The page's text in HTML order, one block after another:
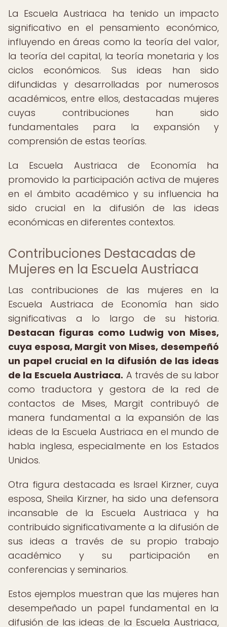
La Escuela Austriaca ha tenido un impacto
significativo en el pensamiento económico,
influyendo en áreas como la teoría del valor,
la teoría del capital, la teoría monetaria y los
ciclos económicos. Sus ideas han sido
difundidas y desarrolladas por numerosos
académicos, entre ellos, destacadas mujeres
cuyas contribuciones han sido
fundamentales para la expansión y
comprensión de estas teorías.
La Escuela Austriaca de Economía ha
promovido la participación activa de mujeres
en el ámbito académico y su influencia ha
sido crucial en la difusión de las ideas
económicas en diferentes contextos.
Contribuciones Destacadas de
Mujeres en la Escuela Austriaca
Las contribuciones de las mujeres en la
Escuela Austriaca de Economía han sido
significativas a lo largo de su historia.
Destacan figuras como Ludwig von Mises,
cuya esposa, Margit von Mises, desempeñó
un papel crucial en la difusión de las ideas
de la Escuela Austriaca. A través de su labor
como traductora y gestora de la red de
contactos de Mises, Margit contribuyó de
manera fundamental a la expansión de las
ideas de la Escuela Austriaca en el mundo de
habla inglesa, especialmente en los Estados
Unidos.
Otra figura destacada es Israel Kirzner, cuya
esposa, Sheila Kirzner, ha sido una defensora
incansable de la Escuela Austriaca y ha
contribuido significativamente a la difusión de
sus ideas a través de su propio trabajo
académico y su participación en
conferencias y seminarios.
Estos ejemplos muestran que las mujeres han
desempeñado un papel fundamental en la
difusión de las ideas de la Escuela Austriaca,